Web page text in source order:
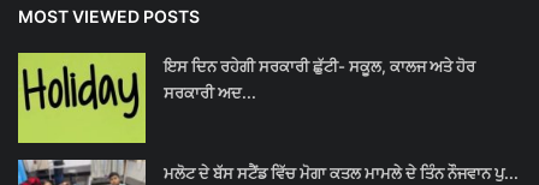
MOST VIEWED POSTS
ਇਸ ਦਿਨ ਰਹੇਗੀ ਸਰਕਾਰੀ ਛੁੱਟੀ- ਸਕੂਲ, ਕਾਲਜ ਅਤੇ ਹੋਰ
ਸਰਕਾਰੀ ਅਦ...
ਮਲੋਟ ਦੇ ਬੱਸ ਸਟੈਂਡ ਵਿੱਚ ਮੋਗਾ ਕਤਲ ਮਾਮਲੇ ਦੇ ਤਿੰਨ ਨੌਜਵਾਨ ਪੁ...